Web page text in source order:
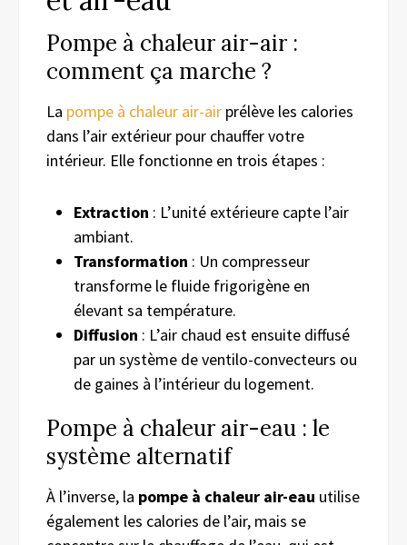
Pompe à chaleur air-air :
comment ça marche ?
La pompe à chaleur air-air prélève les calories
dans l’air extérieur pour chauffer votre
intérieur. Elle fonctionne en trois étapes :
Extraction : L’unité extérieure capte l’air
ambiant.
Transformation : Un compresseur
transforme le fluide frigorigène en
élevant sa température.
Diffusion : L’air chaud est ensuite diffusé
par un système de ventilo-convecteurs ou
de gaines à l’intérieur du logement.
Pompe à chaleur air-eau : le
système alternatif
À l’inverse, la pompe à chaleur air-eau utilise
également les calories de l’air, mais se